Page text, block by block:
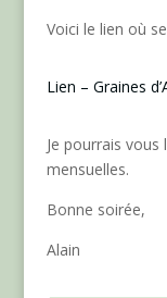
Voici le lien où
Lien – Graines
Je pourrais
mensuelles.
Bonne soirée,
Alain